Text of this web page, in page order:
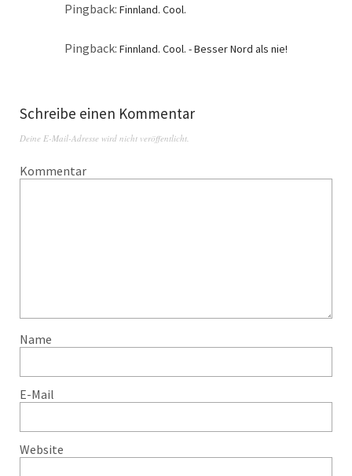
Pingback: Finnland. Cool.
Pingback: Finnland. Cool. - Besser Nord als nie!
Schreibe einen Kommentar
Deine E-Mail-Adresse wird nicht veröffentlicht.
Kommentar
Name
E-Mail
Website